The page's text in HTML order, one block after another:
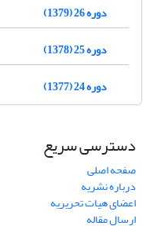
دوره 26 (1379)
دوره 25 (1378)
دوره 24 (1377)
دسترسی سریع
صفحه اصلی
درباره نشریه
اعضای هیات تحریریه
ارسال مقاله